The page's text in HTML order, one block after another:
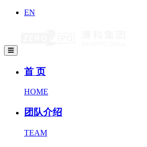
EN
首 页
HOME
团队介绍
TEAM